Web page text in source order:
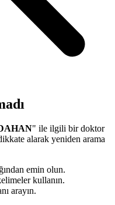
" ile ilgili bir doktor
alarak yeniden arama
emin olun.
kullanın.
arayın.